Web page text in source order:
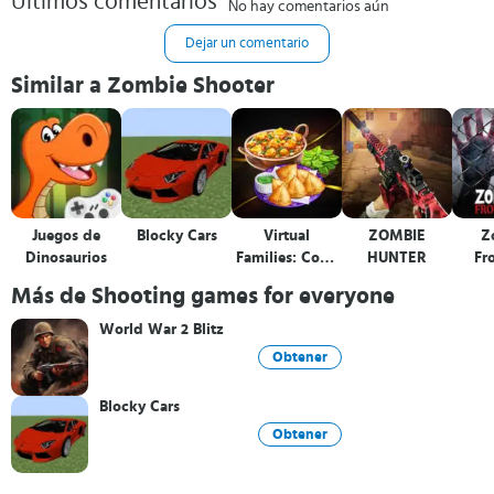
No hay comentarios aún
Dejar un comentario
Similar a Zombie Shooter
Juegos de
Dinosaurios
Blocky Cars
Virtual
Families: Cook
ZOMBIE
HUNTER
Más de Shooting games for everyone
World War 2 Blitz
Obtener
Blocky Cars
Obtener